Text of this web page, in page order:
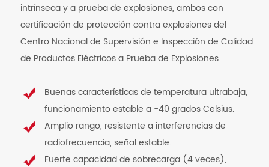
intrínseca y a prueba de explosiones, ambos con
certificación de protección contra explosiones del
Centro Nacional de Supervisión e Inspección de Calidad
de Productos Eléctricos a Prueba de Explosiones.
Buenas características de temperatura ultrabaja,
funcionamiento estable a -40 grados Celsius.
Amplio rango, resistente a interferencias de
radiofrecuencia, señal estable.
Fuerte capacidad de sobrecarga (4 veces),